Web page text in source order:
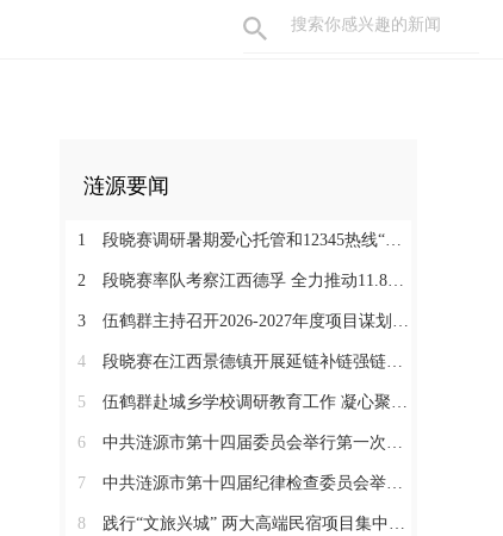
涟源要闻
1 段晓赛调研暑期爱心托管和12345热线“领导接听日”工作：在办好民生实事中打通基层治理“最后一米”
2 段晓赛率队考察江西德孚 全力推动11.8亿元循环经济项目提速增效
3 伍鹤群主持召开2026-2027年度项目谋划调度会
4 段晓赛在江西景德镇开展延链补链强链招商 围绕“三电一钛”精准发力
5 伍鹤群赴城乡学校调研教育工作 凝心聚力推动涟源教育高质量发展
6 中共涟源市第十四届委员会举行第一次全体会议 段晓赛当选市委书记 伍鹤群周杨当选市委副书记
7 中共涟源市第十四届纪律检查委员会举行第一次全体会议
8 践行“文旅兴城” 两大高端民宿项目集中签约开工 全力打造“湖湘地区文旅康养名城”